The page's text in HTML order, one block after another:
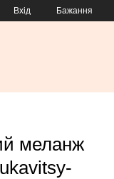
Вхід Бажання
меланж